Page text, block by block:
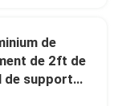
de
de 2ft de
de support
de bannière